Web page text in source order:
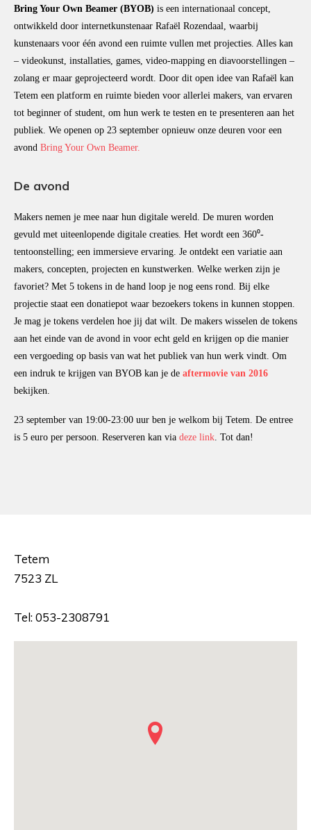
Bring Your Own Beamer (BYOB) is een internationaal concept,
ontwikkeld door internetkunstenaar Rafaël Rozendaal, waarbij
kunstenaars voor één avond een ruimte vullen met projecties. Alles kan
– videokunst, installaties, games, video-mapping en diavoorstellingen –
zolang er maar geprojecteerd wordt. Door dit open idee van Rafaël kan
Tetem een platform en ruimte bieden voor allerlei makers, van ervaren
tot beginner of student, om hun werk te testen en te presenteren aan het
publiek. We openen op 23 september opnieuw onze deuren voor een
avond Bring Your Own Beamer.
De avond
Makers nemen je mee naar hun digitale wereld. De muren worden
gevuld met uiteenlopende digitale creaties. Het wordt een 360⁰-
tentoonstelling; een immersieve ervaring. Je ontdekt een variatie aan
makers, concepten, projecten en kunstwerken. Welke werken zijn je
favoriet? Met 5 tokens in de hand loop je nog eens rond. Bij elke
projectie staat een donatiepot waar bezoekers tokens in kunnen stoppen.
Je mag je tokens verdelen hoe jij dat wilt. De makers wisselen de tokens
aan het einde van de avond in voor echt geld en krijgen op die manier
een vergoeding op basis van wat het publiek van hun werk vindt. Om
een indruk te krijgen van BYOB kan je de aftermovie van 2016
bekijken.
23 september van 19:00-23:00 uur ben je welkom bij Tetem. De entree
is 5 euro per persoon. Reserveren kan via deze link . Tot dan!
Tetem
7523 ZL
Tel: 053-2308791